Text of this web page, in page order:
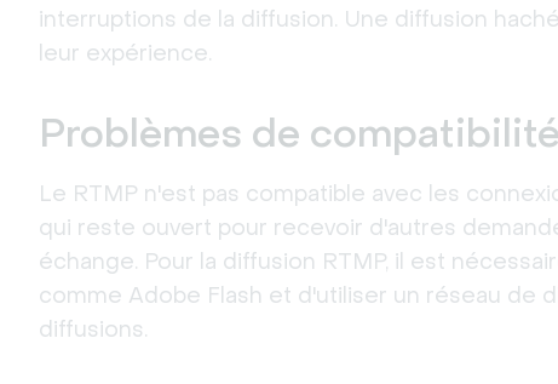
interruptions de la diffusion. Une diffusion
leur expérience.
Problèmes de
Le RTMP n'est pas compatible avec les
qui reste ouvert pour recevoir d'autres
échange. Pour la diffusion RTMP, il est
comme Adobe Flash et d'utiliser un réseau de
diffusions.